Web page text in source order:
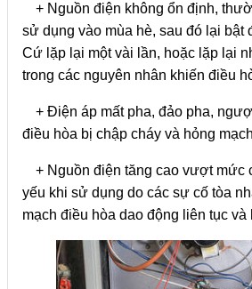
+ Nguồn điện không ổn định,
sử dụng vào mùa hè, sau đó lại bật
Cứ lặp lại một vài lần, hoặc lặp lại
trong các nguyên nhân khiến điều
+ Điện áp mất pha, đảo pha,
điều hòa bị chập cháy và hỏng
+ Nguồn điện tăng cao vượt mức
yếu khi sử dụng do các sự cố tòa
mạch điều hòa dao động liên tục và